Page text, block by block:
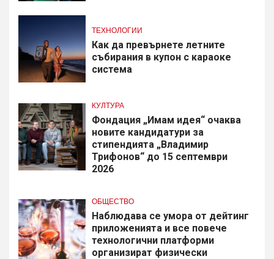
ТЕХНОЛОГИИ
Как да превърнете летните
събирания в купон с караоке
система
КУЛТУРА
Фондация „Имам идея“ очаква
новите кандидатури за
стипендията „Владимир
Трифонов“ до 15 септември
2026
ОБЩЕСТВО
Наблюдава се умора от дейтинг
приложенията и все повече
технологични платформи
организират физически